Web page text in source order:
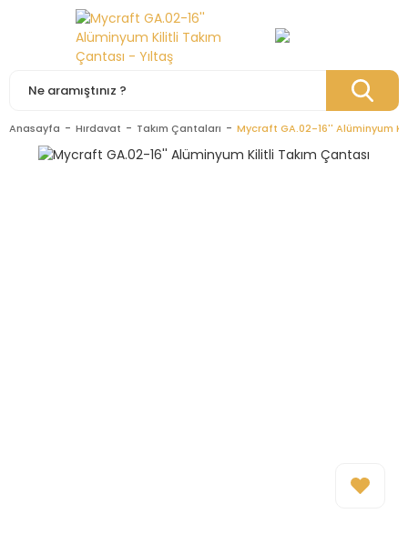
Anasayfa Hırdavat Takım Çantaları Mycraft GA.02-16'' Alüminyum